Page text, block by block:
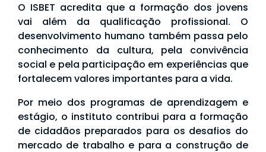
O ISBET acredita que a formação dos jovens
vai além da qualificação profissional. O
desenvolvimento humano também passa pelo
conhecimento da cultura, pela convivência
social e pela participação em experiências que
fortalecem valores importantes para a vida.
Por meio dos programas de aprendizagem e
estágio, o instituto contribui para a formação
de cidadãos preparados para os desafios do
mercado de trabalho e para a construção de